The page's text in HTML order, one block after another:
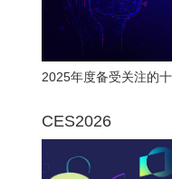
2025年度备受关注的
CES2026